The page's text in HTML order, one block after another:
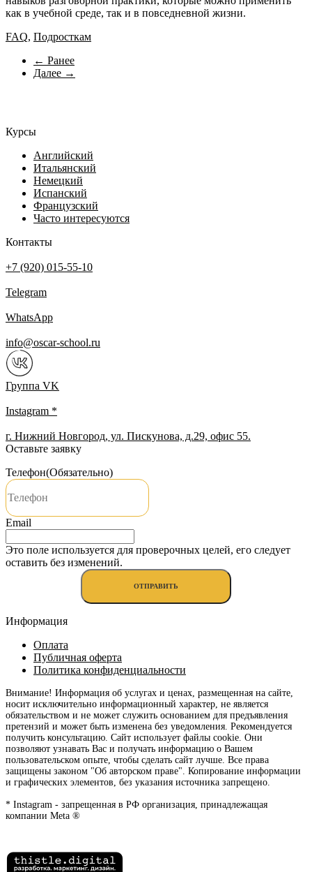
как в учебной среде, так и в повседневной жизни.
FAQ, Подросткам
← Ранее
Далее →
Курсы
Английский
Итальянский
Немецкий
Испанский
Французский
Часто интересуются
Контакты
+7 (920) 015-55-10
Telegram
WhatsApp
info@oscar-school.ru
Группа VK
Instagram *
г. Нижний Новгород, ул. Пискунова, д.29, офис 55.
Оставьте заявку
Телефон(Обязательно)
Email
Это поле используется для проверочных целей, его следует
оставить без изменений.
Информация
Оплата
Публичная оферта
Политика конфиденциальности
Внимание! Информация об услугах и ценах, размещенная на сайте,
носит исключительно информационный характер, не является
обязательством и не может служить основанием для предъявления
претензий и может быть изменена без уведомления. Рекомендуется
получить консультацию. Сайт использует файлы cookie. Они
позволяют узнавать Вас и получать информацию о Вашем
пользовательском опыте, чтобы сделать сайт лучше. Все права
защищены законом "Об авторском праве". Копирование информации
и графических элементов, без указания источника запрещено.
* Instagram - запрещенная в РФ организация, принадлежащая
компании Meta ®